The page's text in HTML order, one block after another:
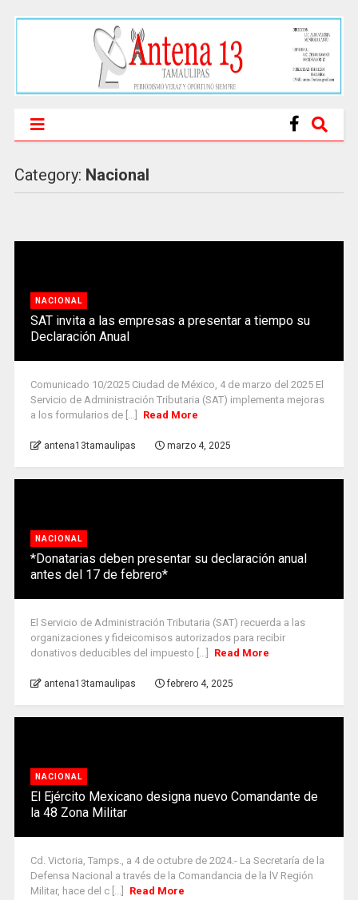
Category: Nacional
NACIONAL
SAT invita a las empresas a presentar a tiempo su
Declaración Anual
Comunicado 10/2025 Ciudad de México, 4 de marzo del 2025 El
Servicio de Administración Tributaria (SAT) implementa mejoras
a los formularios de [...]
Read More
antena13tamaulipas marzo 4, 2025
NACIONAL
*Donatarias deben presentar su declaración anual
antes del 17 de febrero*
El Servicio de Administración Tributaria (SAT) recuerda a las
organizaciones y fideicomisos autorizados para recibir
donativos deducibles del impuesto [...]
Read More
antena13tamaulipas febrero 4, 2025
NACIONAL
El Ejército Mexicano designa nuevo Comandante de
la 48 Zona Militar
Cd. Victoria, Tamps., a 4 de octubre de 2024.- La Secretaría de la
Defensa Nacional a través de la Comandancia de la lV Región
Militar, hace del c [...]
Read More